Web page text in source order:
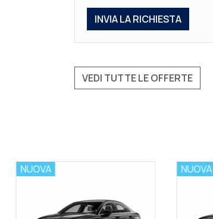
VEDI TUTTE LE OFFERTE
NUOVA NUOVA